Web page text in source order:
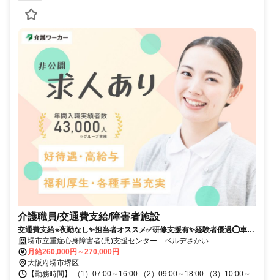
介護職員/交通費支給/障害者施設
交通費支給⭐️夜勤なし✨担当者オススメ✅️研修支援有✨経験者優遇⭕️車通
勤ＯＫ
堺市立重症心身障害者(児)支援センター ベルデさかい
月給260,000円～270,000円
大阪府堺市堺区
【勤務時間】 （1）07:00～16:00 （2）09:00～18:00 （3）10:00～